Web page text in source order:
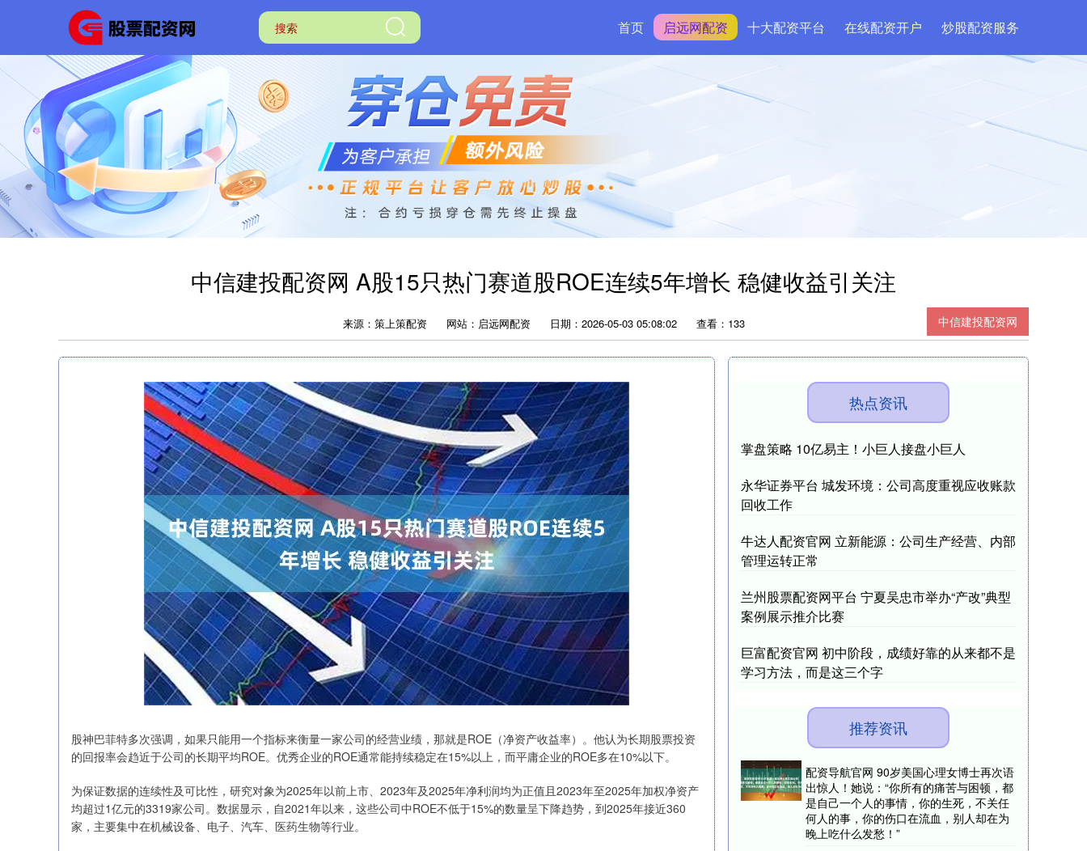
首页 启远网配资 十大配资平台 在线配资开户 炒股配资服务
中信建投配资网 A股15只热门赛道股ROE连续5年增长 稳健收益引关注
中信建投配资网
来源：策上策配资 网站：启远网配资 日期：2026-05-03 05:08:02 查看：133
股神巴菲特多次强调，如果只能用一个指标来衡量一家公司的经营业绩，那就是ROE（净资产收益率）。他认为长期股票投资
的回报率会趋近于公司的长期平均ROE。优秀企业的ROE通常能持续稳定在15%以上，而平庸企业的ROE多在10%以下。
为保证数据的连续性及可比性，研究对象为2025年以前上市、2023年及2025年净利润均为正值且2023年至2025年加权净资产
均超过1亿元的3319家公司。数据显示，自2021年以来，这些公司中ROE不低于15%的数量呈下降趋势，到2025年接近360
家，主要集中在机械设备、电子、汽车、医药生物等行业。
热点资讯
掌盘策略 10亿易主！小巨人接盘小巨人
永华证券平台 城发环境：公司高度重视应收账款
回收工作
牛达人配资官网 立新能源：公司生产经营、内部
管理运转正常
兰州股票配资网平台 宁夏吴忠市举办“产改”典型
案例展示推介比赛
巨富配资官网 初中阶段，成绩好靠的从来都不是
学习方法，而是这三个字
推荐资讯
配资导航官网 90岁美国心理女博士再次语
出惊人！她说：“你所有的痛苦与困顿，都
是自己一个人的事情，你的生死，不关任
何人的事，你的伤口在流血，别人却在为
晚上吃什么发愁！”